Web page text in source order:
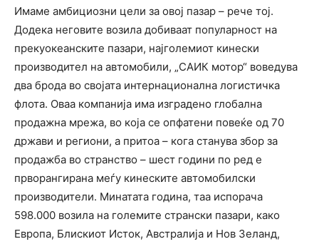
Имаме амбициозни цели за овој пазар – рече тој.
Додека неговите возила добиваат популарност на
прекуокеанските пазари, најголемиот кинески
производител на автомобили, „САИК мотор“ воведува
два брода во својата интернационална логистичка
флота. Оваа компанија има изградено глобална
продажна мрежа, во која се опфатени повеќе од 70
држави и региони, а притоа – кога станува збор за
продажба во странство – шест години по ред е
прворангирана меѓу кинеските автомобилски
производители. Минатата година, таа испорача
598.000 возила на големите странски пазари, како
Европа, Блискиот Исток, Австралија и Нов Зеланд,